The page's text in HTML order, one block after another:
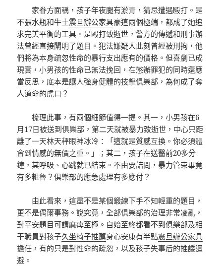
家眷方面稱，孩子年夜腿有淤青，猜忌遭遇毆打。是
不張水瓶和牛土震旦辦公家具豪這兩個極端，都成了她追
求完美平衡的工具。是毆打致逝世，警方的傳遞和刑事辦
法曾經直接闡明了題目。犯法嫌疑人此刻曾經被刑拘，他
們將為本身疏忽性命的暴行支出應有的價格。但喜劇已成
現實，小男孩的性命已無法挽回，在懲辦罪犯的同時還應
當反思，底本是讓人強身健體的技擊俱樂部，為何成了奪
人道命的虎口？
梳理此事，有兩個細節值得一提。其一，小男孩在6
月17日被送到俱樂部，第二天就被暴力致逝世，中心只距
離了一天林天秤眼神冰冷：「這就是質感互換。你必須體
會到情感的無價之重。」；其二，孩子在送醫前20多分
鐘，其呼吸、心跳就已結束。不由要詰問，暴力管束畢竟
有多粗魯？俱樂部的應急處理有多應付？
由此看來，這盡不是某個鍛練下手不知輕重的題目，
更不是偶爾事務。說究竟，全部俱樂部的治理非常凌亂，
對平安題目可謂麻痺至極。自始至終都看不到俱樂部及相
干職員對孩子久坐椅子推薦身心安康有半點震旦辦公家具
擔任，有的只是對性命的疏忽，以及孩子失事后的推諉迴
避。